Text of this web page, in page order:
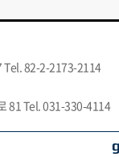
Tel. 82-2-2173-2114
81 Tel. 031-330-4114